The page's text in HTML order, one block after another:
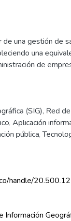
una gestión de
una
de
(SIG), Red
, Aplicación
pública,
handle/
Información